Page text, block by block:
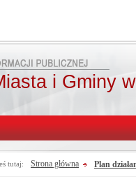
i Gminy
tutaj: Strona główna Plan